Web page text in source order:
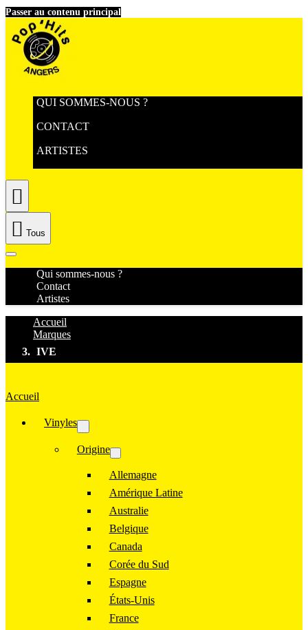
Passer au contenu principal
QUI SOMMES-NOUS ?
CONTACT
ARTISTES

 Tous
Qui sommes-nous ?
Contact
Artistes
Accueil
Marques
IVE
Accueil
Vinyles
Origine
Allemagne
Amérique Latine
Australie
Belgique
Canada
Corée du Sud
Espagne
États-Unis
France